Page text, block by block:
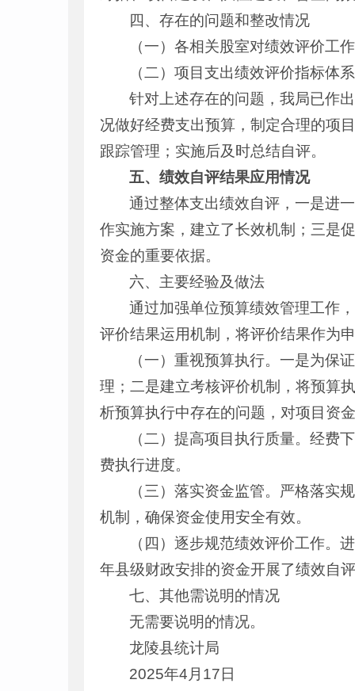
四、存在的问题和整改情况
（一）各相关股室对绩效评价工
（二）项目支出绩效评价指标体
针对上述存在的问题，我局已作
况做好经费支出预算，制定合理的项
跟踪管理；实施后及时总结自评。
五、绩效自评结果应用情况
通过整体支出绩效自评，一是进
作实施方案，建立了长效机制；三是
资金的重要依据。
六、主要经验及做法
通过加强单位预算绩效管理工作
评价结果运用机制，将评价结果作为
（一）重视预算执行。一是为保
理；二是建立考核评价机制，将预算
析预算执行中存在的问题，对项目资
（二）提高项目执行质量。经费
费执行进度。
（三）落实资金监管。严格落实
机制，确保资金使用安全有效。
（四）逐步规范绩效评价工作。
年县级财政安排的资金开展了绩效自
七、其他需说明的情况
无需要说明的情况。
龙陵县统计局
2025年4月17日